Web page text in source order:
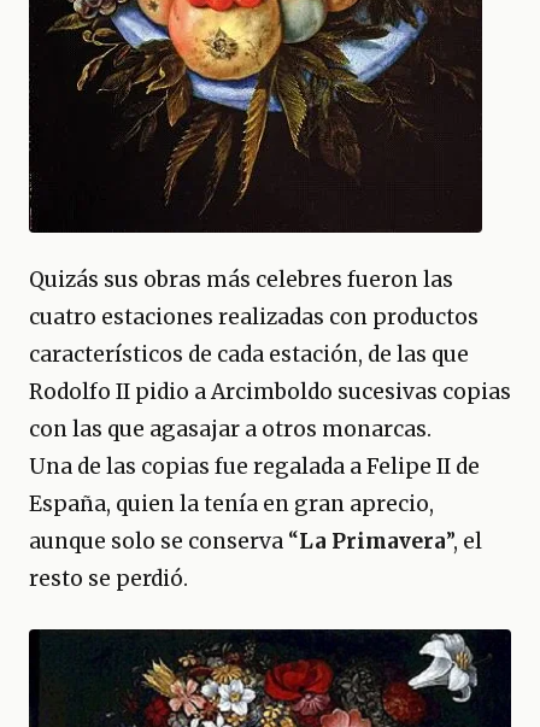
Quizás sus obras más celebres fueron las
cuatro estaciones realizadas con productos
característicos de cada estación, de las que
Rodolfo II pidio a Arcimboldo sucesivas copias
con las que agasajar a otros monarcas.
Una de las copias fue regalada a Felipe II de
España, quien la tenía en gran aprecio,
aunque solo se conserva “La Primavera”, el
resto se perdió.